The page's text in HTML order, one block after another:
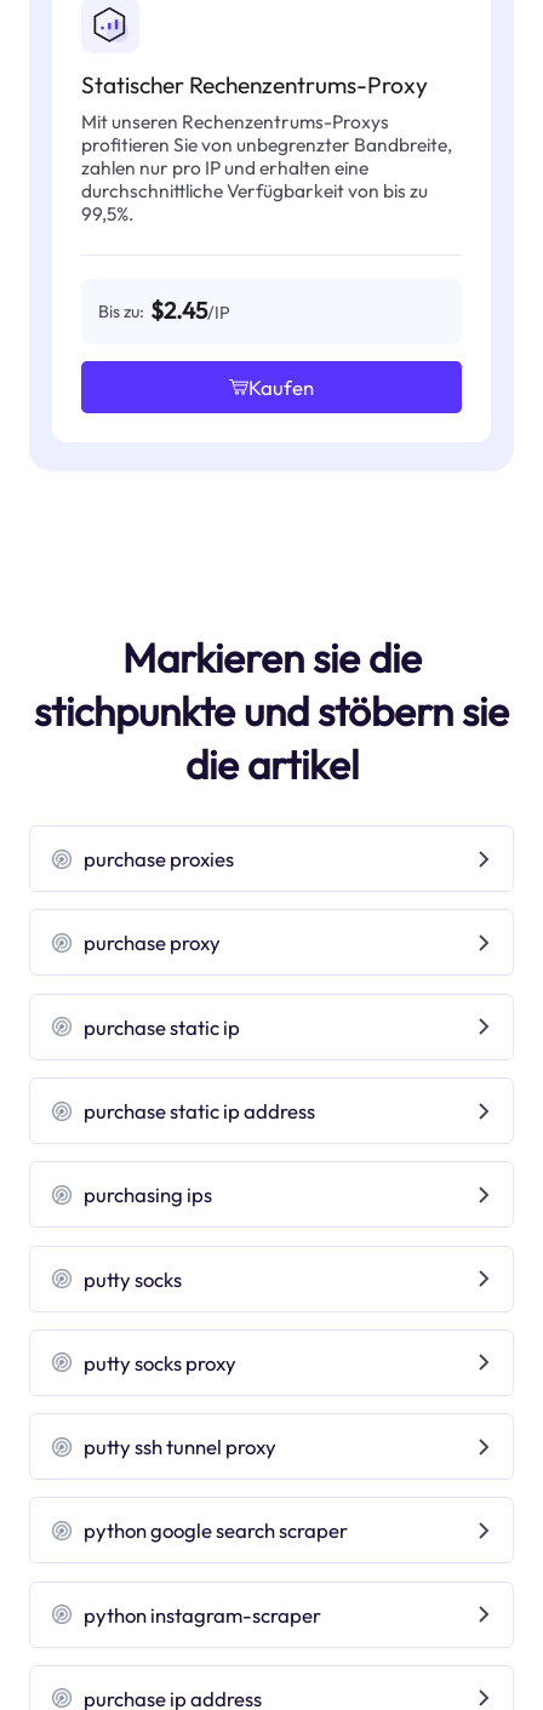
Statischer Rechenzentrums-Proxy
Mit unseren Rechenzentrums-Proxys
profitieren Sie von unbegrenzter Bandbreite,
zahlen nur pro IP und erhalten eine
durchschnittliche Verfügbarkeit von bis zu
99,5%.
Bis zu: $2.45/IP
Kaufen
Markieren sie die
stichpunkte und stöbern sie
die artikel
purchase proxies
purchase proxy
purchase static ip
purchase static ip address
purchasing ips
putty socks
putty socks proxy
putty ssh tunnel proxy
python google search scraper
python instagram-scraper
purchase ip address